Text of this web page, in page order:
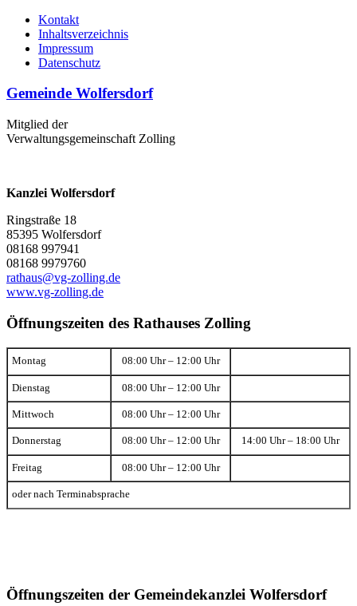
Kontakt
Inhaltsverzeichnis
Impressum
Datenschutz
Gemeinde Wolfersdorf
Mitglied der
Verwaltungsgemeinschaft Zolling
Kanzlei Wolfersdorf
Ringstraße 18
85395 Wolfersdorf
08168 997941
08168 9979760
rathaus@vg-zolling.de
www.vg-zolling.de
Öffnungszeiten des Rathauses Zolling
Montag 08:00 Uhr – 12:00 Uhr
Dienstag 08:00 Uhr – 12:00 Uhr
Mittwoch 08:00 Uhr – 12:00 Uhr
Donnerstag 08:00 Uhr – 12:00 Uhr 14:00 Uhr – 18:00 Uhr
Freitag 08:00 Uhr – 12:00 Uhr
oder nach Terminabsprache
Öffnungszeiten der Gemeindekanzlei Wolfersdorf